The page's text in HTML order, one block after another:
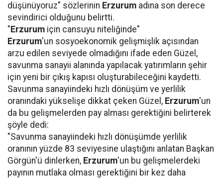
düşünüyoruz" sözlerinin Erzurum adına son derece
sevindirici olduğunu belirtti.
" Erzurum için cansuyu niteliğinde"
Erzurum'un sosyoekonomik gelişmişlik açısından
arzu edilen seviyede olmadığını ifade eden Güzel,
savunma sanayii alanında yapılacak yatırımların şehir
için yeni bir çıkış kapısı oluşturabileceğini kaydetti.
Savunma sanayiindeki hızlı dönüşüm ve yerlilik
oranındaki yükselişe dikkat çeken Güzel, Erzurum'un
da bu gelişmelerden pay alması gerektiğini belirterek
şöyle dedi:
"Savunma sanayiindeki hızlı dönüşümde yerlilik
oranının yüzde 83 seviyesine ulaştığını anlatan Başkan
Görgün'ü dinlerken, Erzurum'un bu gelişmelerdeki
payının mutlaka olması gerektiğini bir kez daha